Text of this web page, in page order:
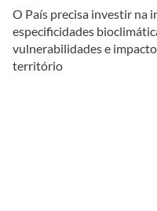
O País precisa investir na
especificidades
vulnerabilidades e
território